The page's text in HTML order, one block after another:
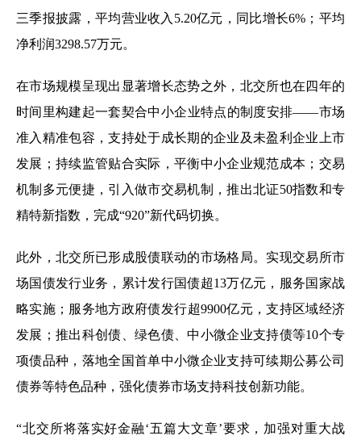
三季报披露，平均营业收入5.20亿元，同比增长6%；平均
净利润3298.57万元。
在市场规模呈现出显著增长态势之外，北交所也在四年的
时间里构建起一套契合中小企业特点的制度安排——市场
准入精准包容，支持处于成长期的企业及未盈利企业上市
发展；持续监管贴合实际，平衡中小企业规范成本；交易
机制多元便捷，引入做市交易机制，推出北证50指数和专
精特新指数，完成“920”新代码切换。
此外，北交所已形成股债联动的市场格局。实现交易所市
场国债发行业务，累计发行国债超13万亿元，服务国家战
略实施；服务地方政府债发行超9900亿元，支持区域经济
发展；推出科创债、绿色债、中小微企业支持债等10个专
项债品种，落地全国首单中小微企业支持可续期公募公司
债券等特色品种，强化债券市场支持科技创新功能。
“北交所将落实好金融‘五篇大文章’要求，加强对重大战